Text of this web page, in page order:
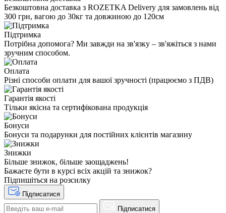
Безкоштовна доставка з ROZETKA Delivery для замовлень від
300 грн, вагою до 30кг та довжиною до 120см
Підтримка
Потрібна допомога? Ми завжди на зв'язку – зв'яжіться з нами
зручним способом.
Оплата
Різні способи оплати для вашої зручності (працюємо з ПДВ)
Гарантія якості
Тільки якісна та сертифікована продукція
Бонуси
Бонуси та подарунки для постійних клієнтів магазину
Знижки
Більше знижок, більше заощаджень!
Бажаєте бути в курсі всіх акцій та знижок?
Підпишіться на розсилку
Підписатися
Підписатися